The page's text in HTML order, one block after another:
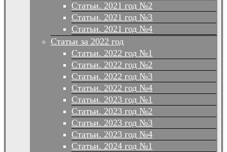
Статьи. 2021 год №2
Статьи. 2021 год №3
Статьи. 2021 год №4
Статьи за 2022 год
Статьи. 2022 год №1
Статьи. 2022 год №2
Статьи. 2022 год №3
Статьи. 2022 год №4
Статьи. 2023 год №1
Статьи. 2023 год №2
Статьи. 2023 год №3
Статьи. 2023 год №4
Статьи. 2024 год №1